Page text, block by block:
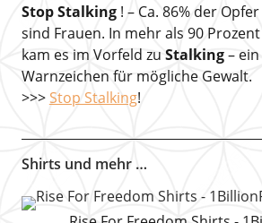
Stop Stalking! – Ca. 86% der
sind Frauen. In mehr als 90
kam es im Vorfeld zu Stalking–
Warnzeichen für mögliche Gewalt.
>>> Stop Stalking!
Shirts und mehr …